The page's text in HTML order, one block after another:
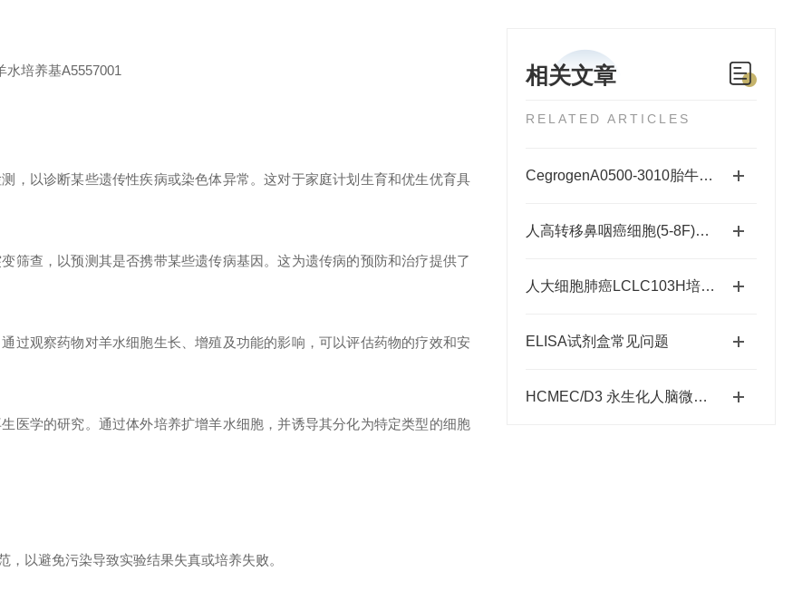
相关文章
RELATED ARTICLES
CegrogenA0500-3010胎牛血清
人高转移鼻咽癌细胞(5-8F)说明书
人大细胞肺癌LCLC103H培养说明书
ELISA试剂盒常见问题
HCMEC/D3 永生化人脑微血管内皮细胞如何培养？
，以诊断某些遗传性疾病或染色体异常。这对于家庭计划生育和优生优育具
筛查，以预测其是否携带某些遗传病基因。这为遗传病的预防和治疗提供了
过观察药物对羊水细胞生长、增殖及功能的影响，可以评估药物的疗效和安
医学的研究。通过体外培养扩增羊水细胞，并诱导其分化为特定类型的细胞
以避免污染导致实验结果失真或培养失败。